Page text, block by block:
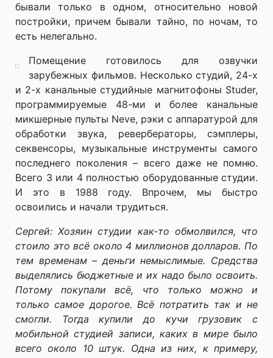
бывали только в одном, относительно новой
постройки, причем бывали тайно, по ночам, то
есть нелегально.
Помещение готовилось для озвучки
зарубежных фильмов. Несколько студий, 24-х
и 2-х канальные студийные магнитофоны Studer,
программируемые 48-ми и более канальные
микшерные пульты Neve, рэки с аппаратурой для
обработки звука, ревербераторы, сэмплеры,
секвенсоры, музыкальные инструменты самого
последнего поколения – всего даже не помню.
Всего 3 или 4 полностью оборудованные студии.
И это в 1988 году. Впрочем, мы быстро
освоились и начали трудиться.
Сергей: Хозяин студии как-то обмолвился, что
стоило это всё около 4 миллионов долларов. По
тем временам – деньги немыслимые. Средства
выделялись бюджетные и их надо было освоить.
Потому покупали всё, что только можно и
только самое дорогое. Всё потратить так и не
смогли. Тогда купили до кучи грузовик с
мобильной студией записи, каких в мире было
всего около 10 штук. Одна из них, к примеру,